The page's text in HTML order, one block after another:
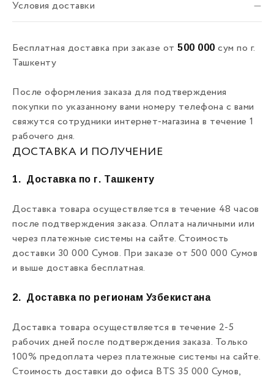
Условия доставки
Бесплатная доставка при заказе от 500 000 сум по г.
Ташкенту
После оформления заказа для подтверждения
покупки по указанному вами номеру телефона с вами
свяжутся сотрудники интернет-магазина в течение 1
рабочего дня.
ДОСТАВКА И ПОЛУЧЕНИЕ
1. Доставка по г. Ташкенту
Доставка товара осуществляется в течение 48 часов
после подтверждения заказа. Оплата наличными или
через платежные системы на сайте. Стоимость
доставки 30 000 Сумов. При заказе от 500 000 Сумов
и выше доставка бесплатная.
2. Доставка по регионам Узбекистана
Доставка товара осуществляется в течение 2-5
рабочих дней после подтверждения заказа. Только
100% предоплата через платежные системы на сайте.
Стоимость доставки до офиса BTS 35 000 Сумов,